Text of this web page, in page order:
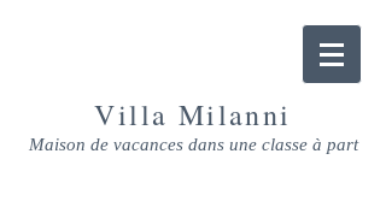
Villa Milanni
Maison de vacances dans une classe à part